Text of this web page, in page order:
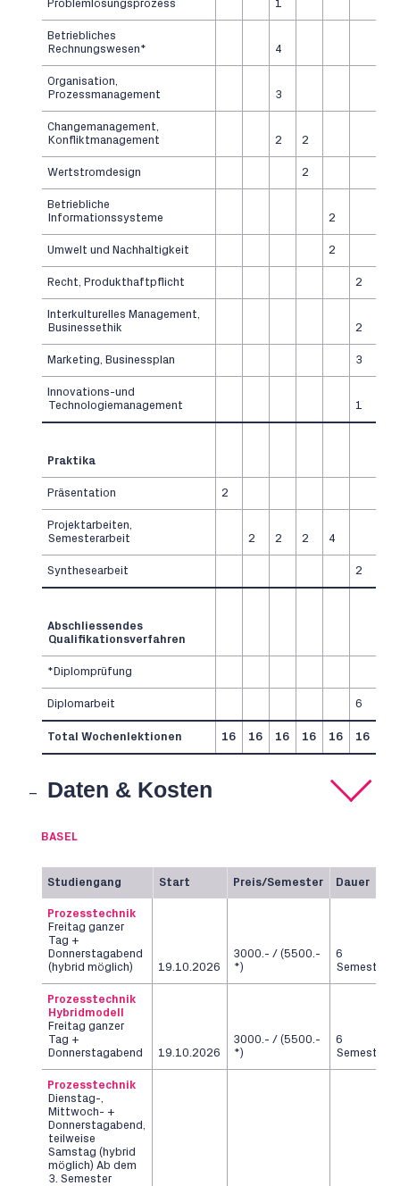
Problemlösungsprozess 1
Betriebliches
Rechnungswesen*
4
Organisation,
Prozessmanagement
3
Changemanagement,
Konfliktmanagement
2 2
Wertstromdesign 2
Betriebliche
Informationssysteme
2
Umwelt und Nachhaltigkeit 2
Recht, Produkthaftpflicht 2
Interkulturelles Management,
Businessethik
2
Marketing, Businessplan 3
Innovations-und
Technologiemanagement
1
Praktika
Präsentation 2
Projektarbeiten,
Semesterarbeit
2 2 2 4
Synthesearbeit 2
Abschliessendes
Qualifikationsverfahren
*Diplomprüfung
Diplomarbeit 6
Total Wochenlektionen 16 16 16 16 16 16
Daten & Kosten
BASEL
Studiengang Start Preis/Semester Dauer
Prozesstechnik
Freitag ganzer
Tag +
Donnerstagabend
(hybrid möglich)
19.10.2026
3000.- / (5500.-
*)
6
Semester
Prozesstechnik
Hybridmodell
Freitag ganzer
Tag +
Donnerstagabend
19.10.2026
3000.- / (5500.-
*)
6
Semester
Prozesstechnik
Dienstag-,
Mittwoch- +
Donnerstagabend,
teilweise
Samstag (hybrid
möglich) Ab dem
3. Semester